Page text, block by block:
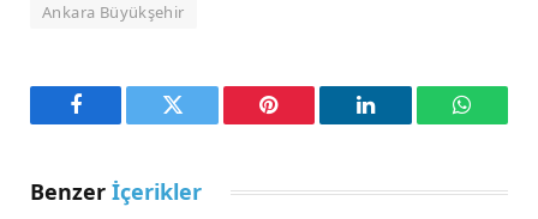
Ankara Büyükşehir
Facebook Twitter Pinterest LinkedIn
Benzer İçerikler